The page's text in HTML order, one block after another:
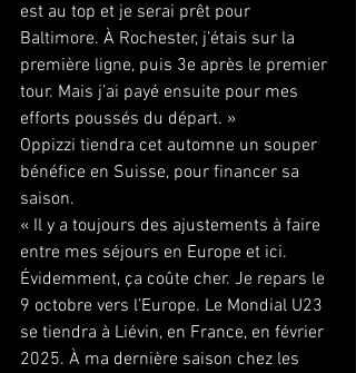
est au top et je serai prêt pour
Baltimore. À Rochester, j’étais sur la
première ligne, puis 3e après le premier
tour. Mais j’ai payé ensuite pour mes
efforts poussés du départ. »
Oppizzi tiendra cet automne un souper
bénéfice en Suisse, pour financer sa
saison.
« Il y a toujours des ajustements à faire
entre mes séjours en Europe et ici.
Évidemment, ça coûte cher. Je repars le
9 octobre vers l’Europe. Le Mondial U23
se tiendra à Liévin, en France, en février
2025. À ma dernière saison chez les